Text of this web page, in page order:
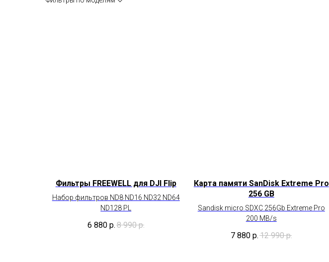
Фильтры FREEWELL для DJI Flip
Набор фильтров ND8 ND16 ND32 ND64
ND128 PL
6 880 р.8 990 р.
Карта памяти SanDisk Extreme Pro
256 GB
Sandisk micro SDXC 256Gb Extreme Pro
200 MB/s
7 880 р.12 990 р.